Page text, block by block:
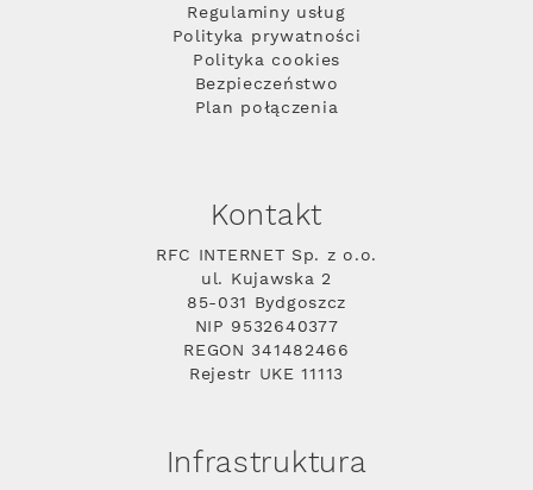
Regulaminy usług
Polityka prywatności
Polityka cookies
Bezpieczeństwo
Plan połączenia
Kontakt
RFC INTERNET Sp. z o.o.
ul. Kujawska 2
85-031 Bydgoszcz
NIP 9532640377
REGON 341482466
Rejestr UKE 11113
Infrastruktura